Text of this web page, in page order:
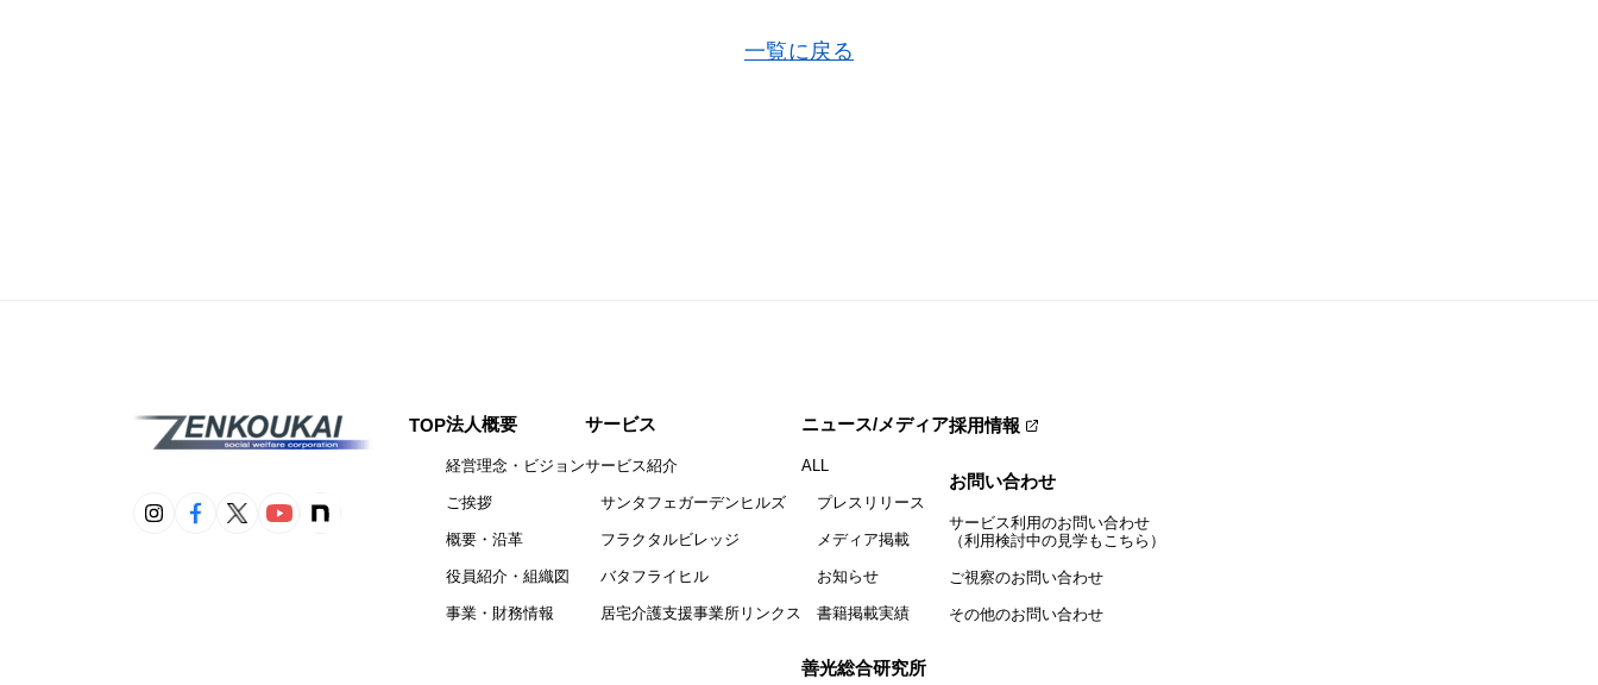
一覧に戻る
TOP法人概要
経営理念・ビジョン
ご挨拶
概要・沿革
役員紹介・組織図
事業・財務情報
サービス
サービス紹介
サンタフェガーデンヒルズ
フラクタルビレッジ
バタフライヒル
居宅介護支援事業所リンクス
ニュース/メディア
ALL
プレスリリース
メディア掲載
お知らせ
書籍掲載実績
善光総合研究所
採用情報
お問い合わせ
サービス利用のお問い合わせ
（利用検討中の見学もこちら）
ご視察のお問い合わせ
その他のお問い合わせ